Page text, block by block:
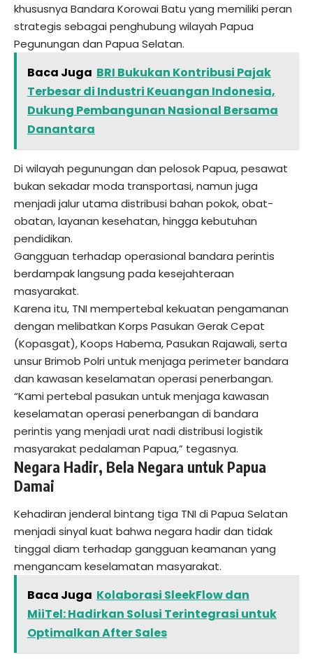
khususnya Bandara Korowai Batu yang memiliki peran
strategis sebagai penghubung wilayah Papua
Pegunungan dan Papua Selatan.
Baca Juga BRI Bukukan Kontribusi Pajak
Terbesar di Industri Keuangan Indonesia,
Dukung Pembangunan Nasional Bersama
Danantara
Di wilayah pegunungan dan pelosok Papua, pesawat
bukan sekadar moda transportasi, namun juga
menjadi jalur utama distribusi bahan pokok, obat-
obatan, layanan kesehatan, hingga kebutuhan
pendidikan.
Gangguan terhadap operasional bandara perintis
berdampak langsung pada kesejahteraan
masyarakat.
Karena itu, TNI mempertebal kekuatan pengamanan
dengan melibatkan Korps Pasukan Gerak Cepat
(Kopasgat), Koops Habema, Pasukan Rajawali, serta
unsur Brimob Polri untuk menjaga perimeter bandara
dan kawasan keselamatan operasi penerbangan.
“Kami pertebal pasukan untuk menjaga kawasan
keselamatan operasi penerbangan di bandara
perintis yang menjadi urat nadi distribusi logistik
masyarakat pedalaman Papua,” tegasnya.
Negara Hadir, Bela Negara untuk Papua
Damai
Kehadiran jenderal bintang tiga TNI di Papua Selatan
menjadi sinyal kuat bahwa negara hadir dan tidak
tinggal diam terhadap gangguan keamanan yang
mengancam keselamatan masyarakat.
Baca Juga Kolaborasi SleekFlow dan
MiiTel: Hadirkan Solusi Terintegrasi untuk
Optimalkan After Sales